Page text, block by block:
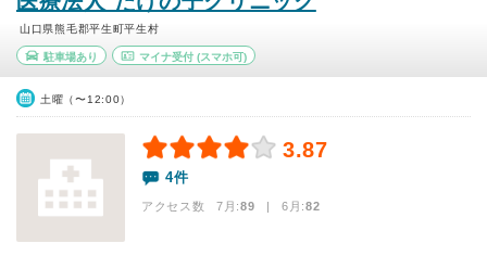
山口県熊毛郡平生町平生村
駐車場あり マイナ受付(スマホ可)
土曜（〜12:00）
3.87
4件
アクセス数 7月:89 | 6月:82